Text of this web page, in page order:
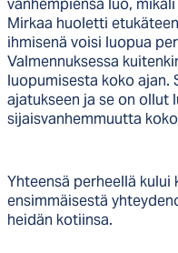
Mirkaa huoletti
ihmisenä voisi luopua
Valmennuksessa
luopumisesta koko
ajatukseen ja se on ollut
sijaisvanhemmuutta
Yhteensä perheellä
ensimmäisestä
heidän kotiinsa.